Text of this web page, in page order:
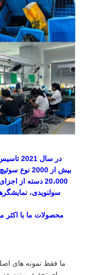
در سال
بیش از
20،000 دسته
سولنویدی،
محصولات ما با
ما فقط نمونه های